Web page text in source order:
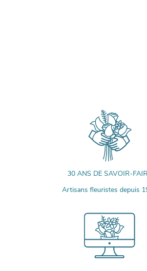
30 ANS DE SAVOIR-
Artisans fleuristes depuis